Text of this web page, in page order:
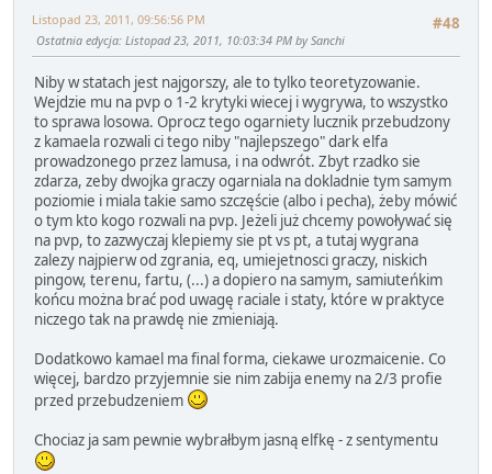
#48
Listopad 23, 2011, 09:56:56 PM
Ostatnia edycja: Listopad 23, 2011, 10:03:34 PM by Sanchi
Niby w statach jest najgorszy, ale to tylko teoretyzowanie.
Wejdzie mu na pvp o 1-2 krytyki wiecej i wygrywa, to wszystko
to sprawa losowa. Oprocz tego ogarniety lucznik przebudzony
z kamaela rozwali ci tego niby "najlepszego" dark elfa
prowadzonego przez lamusa, i na odwrót. Zbyt rzadko sie
zdarza, zeby dwojka graczy ogarniala na dokladnie tym samym
poziomie i miala takie samo szczęście (albo i pecha), żeby mówić
o tym kto kogo rozwali na pvp. Jeżeli już chcemy powoływać się
na pvp, to zazwyczaj klepiemy sie pt vs pt, a tutaj wygrana
zalezy najpierw od zgrania, eq, umiejetnosci graczy, niskich
pingow, terenu, fartu, (...) a dopiero na samym, samiuteńkim
końcu można brać pod uwagę raciale i staty, które w praktyce
niczego tak na prawdę nie zmieniają.
Dodatkowo kamael ma final forma, ciekawe urozmaicenie. Co
więcej, bardzo przyjemnie sie nim zabija enemy na 2/3 profie
przed przebudzeniem
Chociaz ja sam pewnie wybrałbym jasną elfkę - z sentymentu